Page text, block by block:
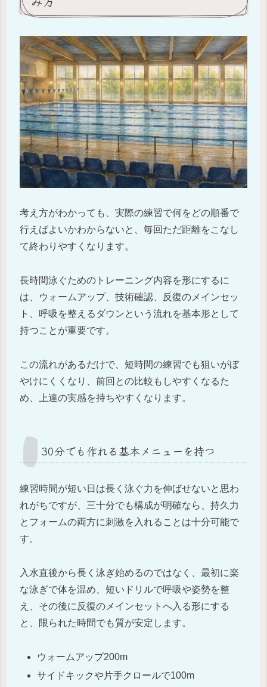
考え方がわかっても、実際の練習で何をどの順番で
行えばよいかわからないと、毎回ただ距離をこなし
て終わりやすくなります。
長時間泳ぐためのトレーニング内容を形にするに
は、ウォームアップ、技術確認、反復のメインセッ
ト、呼吸を整えるダウンという流れを基本形として
持つことが重要です。
この流れがあるだけで、短時間の練習でも狙いがぼ
やけにくくなり、前回との比較もしやすくなるた
め、上達の実感を持ちやすくなります。
30分でも作れる基本メニューを持つ
練習時間が短い日は長く泳ぐ力を伸ばせないと思わ
れがちですが、三十分でも構成が明確なら、持久力
とフォームの両方に刺激を入れることは十分可能で
す。
入水直後から長く泳ぎ始めるのではなく、最初に楽
な泳ぎで体を温め、短いドリルで呼吸や姿勢を整
え、その後に反復のメインセットへ入る形にする
と、限られた時間でも質が安定します。
ウォームアップ200m
サイドキックや片手クロールで100m